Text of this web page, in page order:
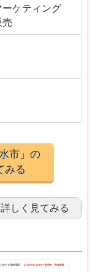
ーケティング
売
市」の
みる
しく見てみる
で長く働きたい方に